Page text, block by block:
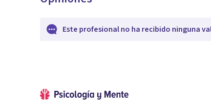
Este profesional no ha recibido ninguna